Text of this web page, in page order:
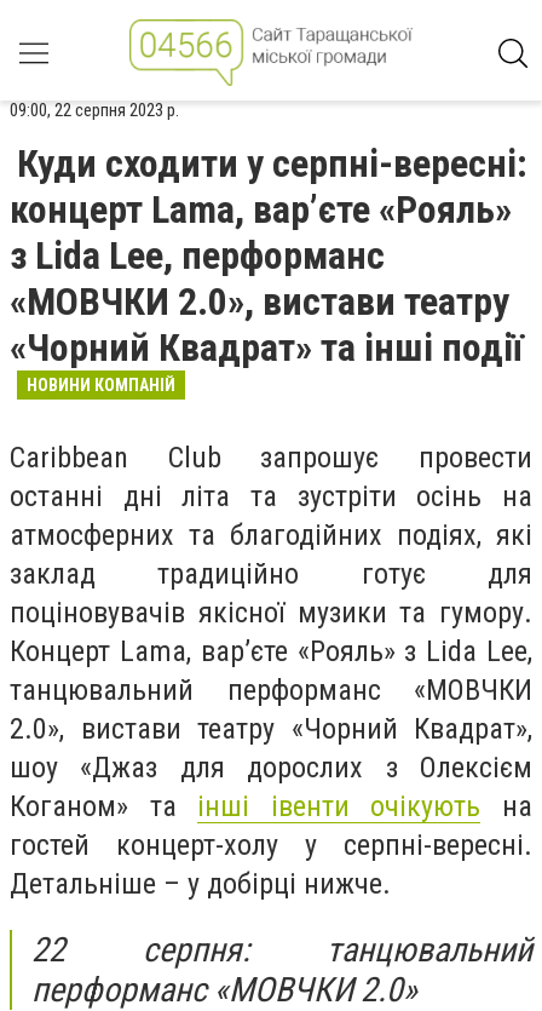
09:00, 22 серпня 2023 р.
Куди сходити у серпні-вересні:
концерт Lama, вар’єте «Рояль»
з Lida Lee, перформанс
«МОВЧКИ 2.0», вистави театру
«Чорний Квадрат» та інші події
НОВИНИ КОМПАНІЙ
Caribbean Club запрошує провести
останні дні літа та зустріти осінь на
атмосферних та благодійних подіях, які
заклад традиційно готує для
поціновувачів якісної музики та гумору.
Концерт Lama, вар’єте «Рояль» з Lida Lee,
танцювальний перформанс «МОВЧКИ
2.0», вистави театру «Чорний Квадрат»,
шоу «Джаз для дорослих з Олексієм
Коганом» та інші івенти очікують на
гостей концерт-холу у серпні-вересні.
Детальніше – у добірці нижче.
22 серпня: танцювальний
перформанс «МОВЧКИ 2.0»